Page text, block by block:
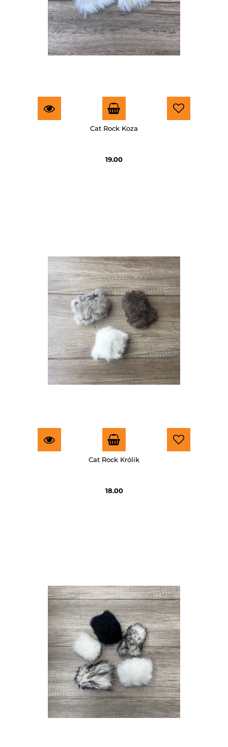
Cat Rock Koza
19.00
Cat Rock Królik
18.00